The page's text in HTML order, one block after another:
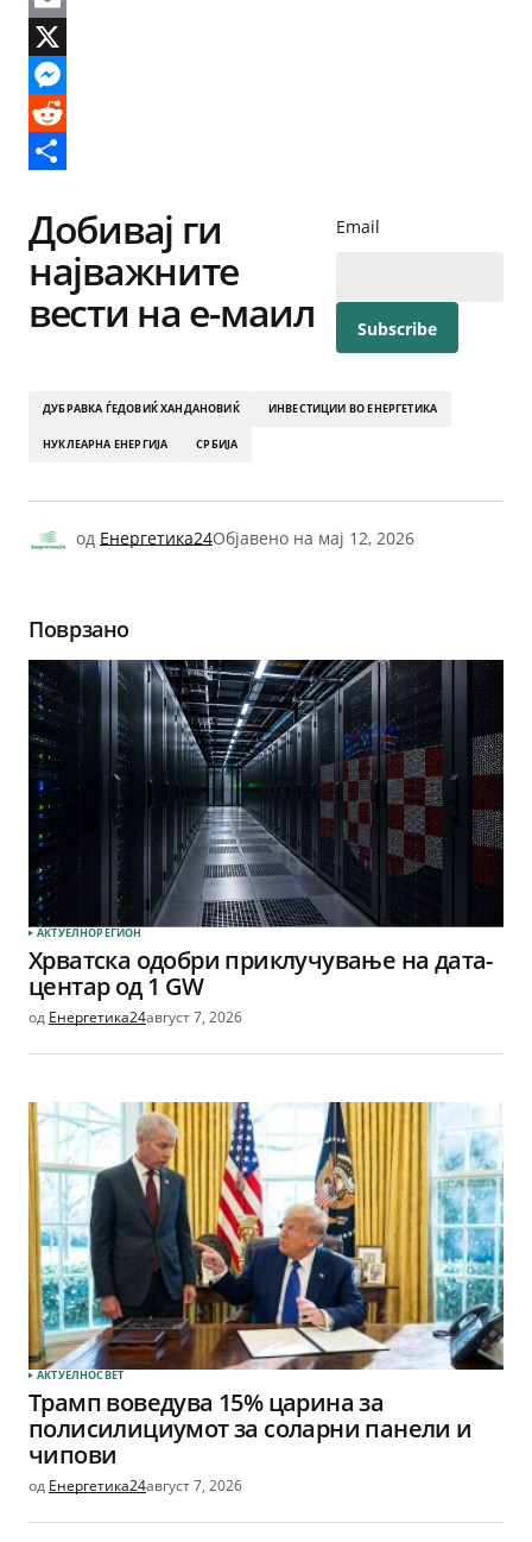
Email
X
Messenger
Reddit
Добивај ги
најважните
вести на е-маил
Email
ДУБРАВКА ЃЕДОВИЌ ХАНДАНОВИЌ ИНВЕСТИЦИИ ВО ЕНЕРГЕТИКА
НУКЛЕАРНА ЕНЕРГИЈА СРБИЈА
од Енергетика24Објавено на мај 12, 2026
Поврзано
АКТУЕЛНОРЕГИОН
Хрватска одобри приклучување на дата-
центар од 1 GW
од Енергетика24август 7, 2026
АКТУЕЛНОСВЕТ
Трамп воведува 15% царина за
полисилициумот за соларни панели и
чипови
од Енергетика24август 7, 2026